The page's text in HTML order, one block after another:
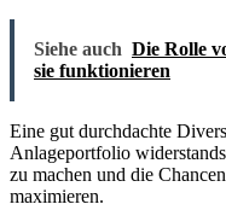
Siehe auch Die Rolle
sie funktionieren
Eine gut durchdachte
Anlageportfolio
zu machen und die
maximieren.